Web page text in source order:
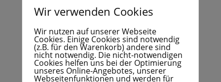
Willkommen, Flotte Berlin, im Stadtteilzentrum
Marie-Li!
Wir freuen uns sehr, dass das Stadtteilzentrum
Marie-Li bald Teil der Flotte Berlin ist. Nach einer
feierlichen Einweihung steht unser Lastenrad
„Marie-Li“ ab Mitte August allen Interessierten
Wir verwenden Cookies
Wir nutzen auf unserer Webseite
Cookies. Einige Cookies sind notwendig
(z.B. für den Warenkorb) andere sind
nicht notwendig. Die nicht-notwendigen
Cookies helfen uns bei der Optimierung
unseres Online-Angebotes, unserer
Webseitenfunktionen und werden für